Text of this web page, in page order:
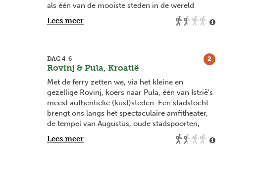
als één van de mooiste steden in de wereld
beschreven. Er zijn zoveel straatjes dat je er
gezellig in kan verdwalen. Wij gaan op tour met
onderdompelen in het lokale leven. Ook mogen
bekende kleppers zoals de Brug der Zuchten, het
San Marcoplein, de eilandjes Murano (met
demonstratie glasblazen) en Burano (met zijn
gekleurde huisjes) niet ontbreken.
Lees meer
2
DAG 4-6
Rovinj & Pula, Kroatië
Met de ferry zetten we, via het kleine en
gezellige Rovinj, koers naar Pula, één van Istrië's
meest authentieke (kust)steden. Een stadstocht
brengt ons langs het spectaculaire amfitheater,
de tempel van Augustus, oude stadspoorten,
mozaïekvloeren, de kathedraal en het
Venetiaanse fort. We duiken ook de Zerostrasse
Lees meer